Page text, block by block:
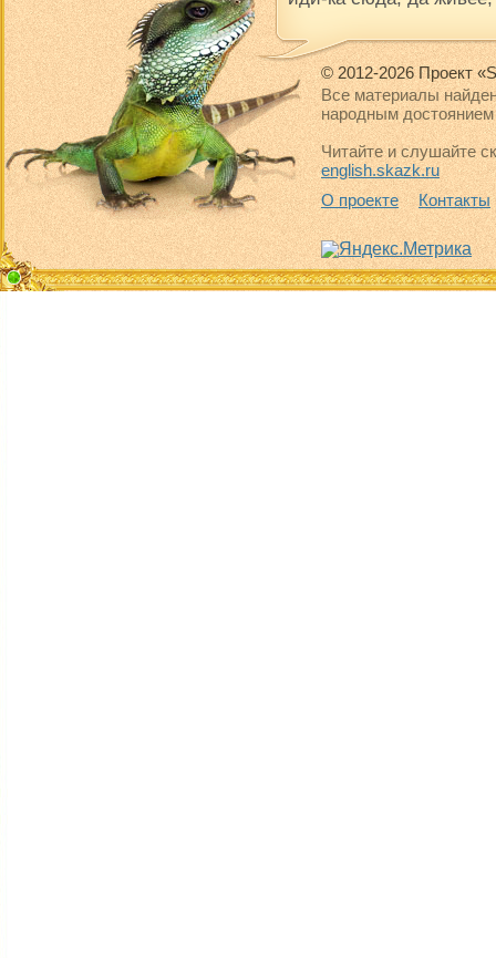
© 2012-2026 Проект
Все материалы
народным достоянием
Читайте и слушайте
english.skazk.ru
О проекте
Контакты